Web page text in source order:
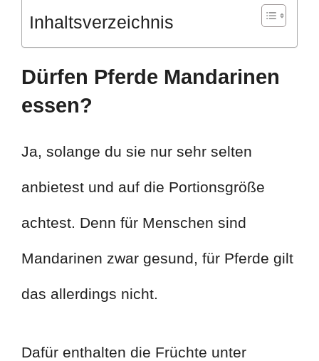
Inhaltsverzeichnis
Dürfen Pferde Mandarinen
essen?
Ja, solange du sie nur sehr selten
anbietest und auf die Portionsgröße
achtest. Denn für Menschen sind
Mandarinen zwar gesund, für Pferde gilt
das allerdings nicht.
Dafür enthalten die Früchte unter